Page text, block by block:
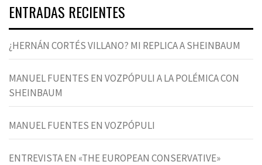
ENTRADAS RECIENTES
¿HERNÁN CORTÉS VILLANO? MI REPLICA A SHEINBAUM
MANUEL FUENTES EN VOZPÓPULI A LA POLÉMICA CON
SHEINBAUM
MANUEL FUENTES EN VOZPÓPULI
ENTREVISTA EN «THE EUROPEAN CONSERVATIVE»